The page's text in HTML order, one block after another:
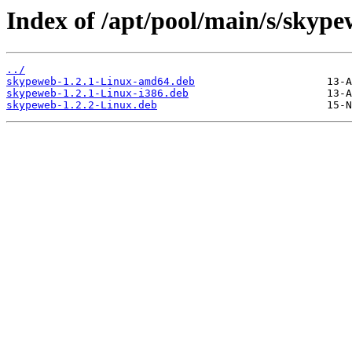
Index of /apt/pool/main/s/
../
skypeweb-1.2.1-Linux-amd64.deb
skypeweb-1.2.1-Linux-i386.deb
skypeweb-1.2.2-Linux.deb